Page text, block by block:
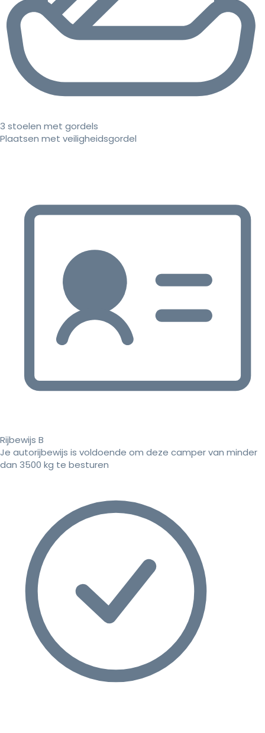
3 stoelen met gordels
Plaatsen met veiligheidsgordel
Rijbewijs B
Je autorijbewijs is voldoende om deze camper van minder
dan 3500 kg te besturen